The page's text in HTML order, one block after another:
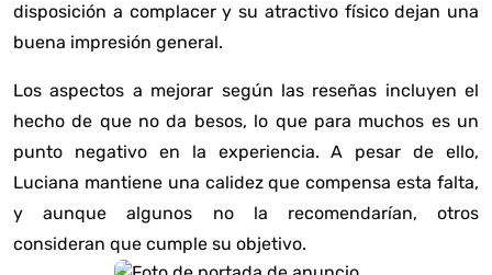
disposición a complacer y su atractivo físico dejan una
buena impresión general.
Los aspectos a mejorar según las reseñas incluyen el
hecho de que no da besos, lo que para muchos es un
punto negativo en la experiencia. A pesar de ello,
Luciana mantiene una calidez que compensa esta falta,
y aunque algunos no la recomendarían, otros
consideran que cumple su objetivo.